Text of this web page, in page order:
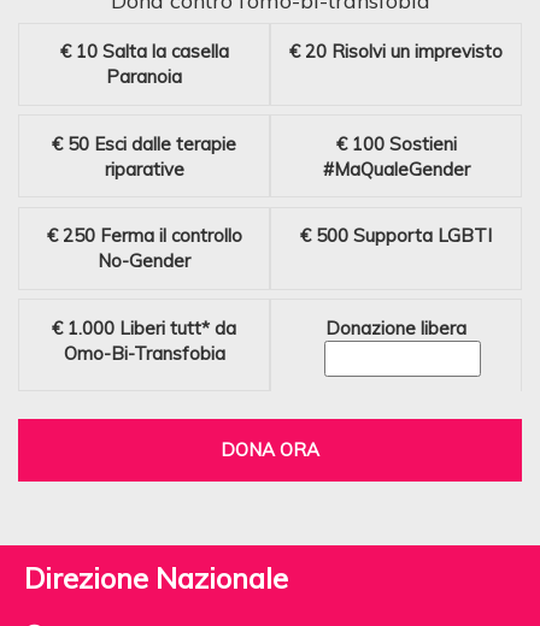
€ 10 Salta la casella
Paranoia
€ 20 Risolvi un imprevisto
€ 50 Esci dalle terapie
riparative
€ 100 Sostieni
#MaQualeGender
€ 250 Ferma il controllo
No-Gender
€ 500 Supporta LGBTI
€ 1.000 Liberi tutt* da
Omo-Bi-Transfobia
Donazione libera
DONA ORA
Direzione Nazionale